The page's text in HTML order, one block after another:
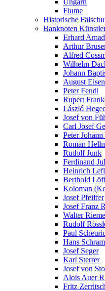
Ungarn
Fiume
Historische
Banknoten
Erhard
Arthur
Alfred
Wilhelm
Johann
August
Peter Fendi
Rupert
László
Josef von
Carl Josef
Peter
Roman
Rudolf Junk
Ferdinand
Heinrich
Berthold
Koloman
Josef Pfeiffer
Josef Franz
Walter
Rudolf
Paul
Hans
Josef Seger
Karl Sterrer
Josef von
Alois Auer
Fritz